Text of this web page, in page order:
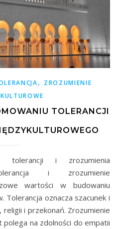
, ZROZUMIENIE
TOLERANCJI
i zrozumienie
wartości w budowaniu
Tolerancja oznacza szacunek i
religii i przekonań. Zrozumienie
na zdolności do empatii